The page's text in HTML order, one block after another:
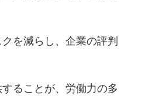
を減らし、企業の評判
ることが、労働力の多